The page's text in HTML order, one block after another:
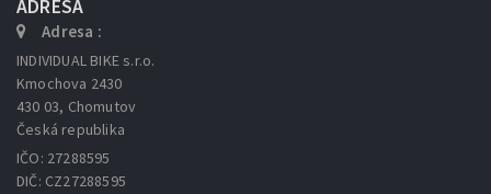
ADRESA
Adresa :
INDIVIDUAL BIKE s.r.o.
Kmochova 2430
430 03, Chomutov
Česká republika
IČO: 27288595
DIČ: CZ27288595